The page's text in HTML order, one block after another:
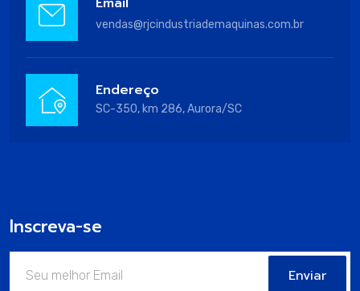
vendas@rjcindustriademaquinas.com.br
Endereço
SC-350, km 286, Aurora/SC
Inscreva-se
Enviar